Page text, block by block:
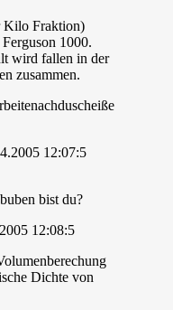
Kilo Fraktion)
1000.
wird fallen in der
zusammen.
12:07:5
bist du?
12:08:5
Dichte von